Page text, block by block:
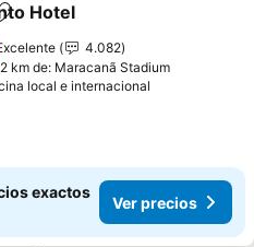
a favoritos
Hotel
4.082
km de: Maracanã Stadium
local e internacional
exactos
Ver precios